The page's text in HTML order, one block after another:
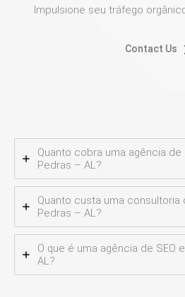
Impulsione seu tráfego
Contact Us
Quanto cobra uma agência de
Pedras – AL?
Quanto custa uma consultoria
Pedras – AL?
O que é uma agência de SEO
AL?